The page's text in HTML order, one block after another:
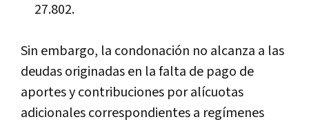
27.802.
Sin embargo, la condonación no alcanza a las
deudas originadas en la falta de pago de
aportes y contribuciones por alícuotas
adicionales correspondientes a regímenes